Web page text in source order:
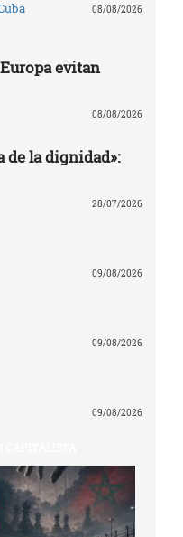
08/08/2026
evitan
08/08/2026
de la dignidad»:
28/07/2026
09/08/2026
09/08/2026
09/08/2026